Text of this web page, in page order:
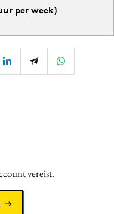
per week)
vereist.